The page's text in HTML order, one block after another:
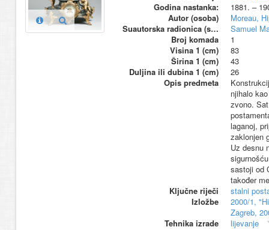
Godina nastanka:
1881. –
Autor (osoba)
Moreau,
Suautorska radionica (suproizvođač)
Samuel
Broj komada
1
Visina 1 (cm)
83
Širina 1 (cm)
43
Duljina ili dubina 1 (cm)
26
Opis predmeta
njihalo
zvono.
laganoj,
zaklonjen
Uz desnu
sastoji od
također
Ključne riječi
stalni
Izložbe
2000/1,
Zagreb,
Tehnika izrade
lijevanje